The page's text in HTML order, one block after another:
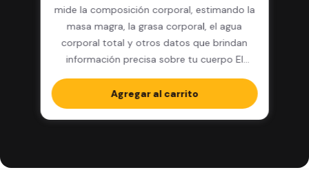
mide la composición corporal, estimando la
masa magra, la grasa corporal, el agua
corporal total y otros datos que brindan
información precisa sobre tu cuerpo El
completos en la app
Agregar al carrito